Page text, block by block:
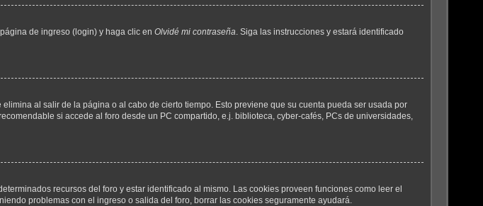
de ingreso (login) y haga clic en Olvidé mi contraseña . Siga las instrucciones y estará identificado
al salir de la página o al cabo de cierto tiempo. Esto previene que su cuenta pueda ser usada por
si accede al foro desde un PC compartido, e.j. biblioteca, cyber-cafés, PCs de universidades,
recursos del foro y estar identificado al mismo. Las cookies proveen funciones como leer el
problemas con el ingreso o salida del foro, borrar las cookies seguramente ayudará.